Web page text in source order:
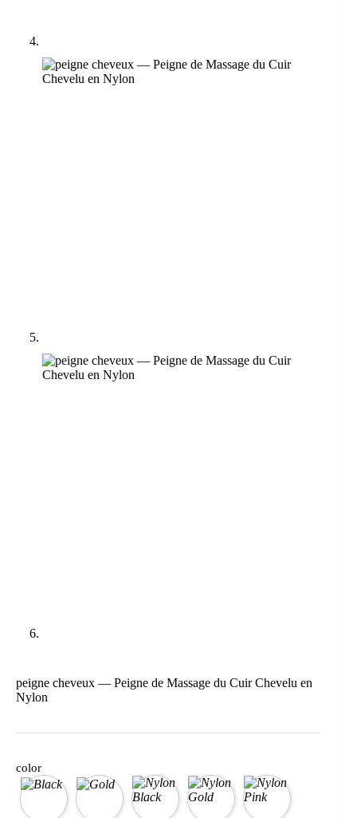
peigne cheveux — Peigne de Massage du Cuir Chevelu en
Nylon
color